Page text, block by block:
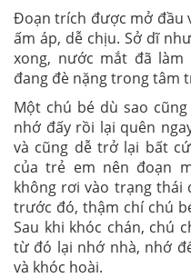
Đoạn trích được mở đầu
ấm áp, dễ chịu. Sở dĩ
xong, nước mắt đã
đang đè nặng trong tâm
Một chú bé dù sao
nhớ đấy rồi lại quên
và cũng dễ trở lại bất
của trẻ em nên đoạn
không rơi vào trạng thái
trước đó, thậm chí chú
Sau khi khóc chán, chú
từ đó lại nhớ nhà, nhớ
và khóc hoài.